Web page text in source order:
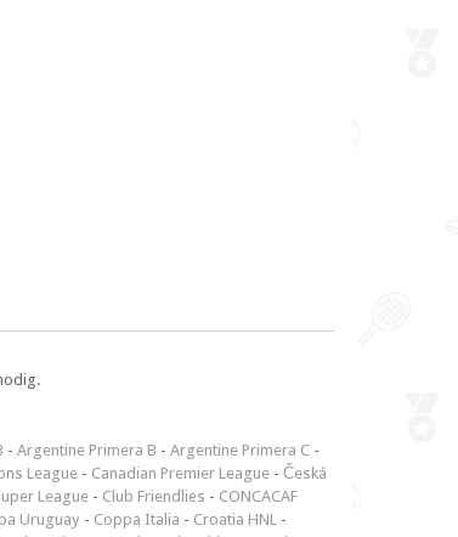
- Argentine Primera B - Argentine Primera C -
League - Canadian Premier League - Česká
League - Club Friendlies - CONCACAF
Uruguay - Coppa Italia - Croatia HNL -